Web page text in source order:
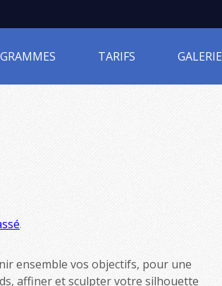
TARIFS GALERIE
.
ensemble vos objectifs, pour une
affiner et sculpter votre silhouette